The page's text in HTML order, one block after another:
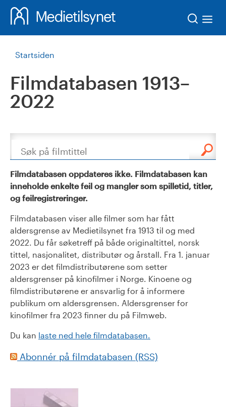
Startsiden
Filmdatabasen 1913–
2022
Søk
Filmdatabasen oppdateres ikke. Filmdatabasen kan
inneholde enkelte feil og mangler som spilletid, titler,
og feilregistreringer.
Filmdatabasen viser alle filmer som har fått
aldersgrense av Medietilsynet fra 1913 til og med
2022. Du får søketreff på både originaltittel, norsk
tittel, nasjonalitet, distributør og årstall. Fra 1. januar
2023 er det filmdistributørene som setter
aldersgrenser på kinofilmer i Norge. Kinoene og
filmdistributørene er ansvarlig for å informere
publikum om aldersgrensen. Aldersgrenser for
kinofilmer fra 2023 finner du på Filmweb.
Du kan laste ned hele filmdatabasen.
Abonnér på filmdatabasen (RSS)